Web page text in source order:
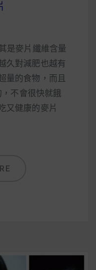
是麥片纖維含量
久對減肥也越有
量的食物，而且
不會很快就餓
又健康的麥片